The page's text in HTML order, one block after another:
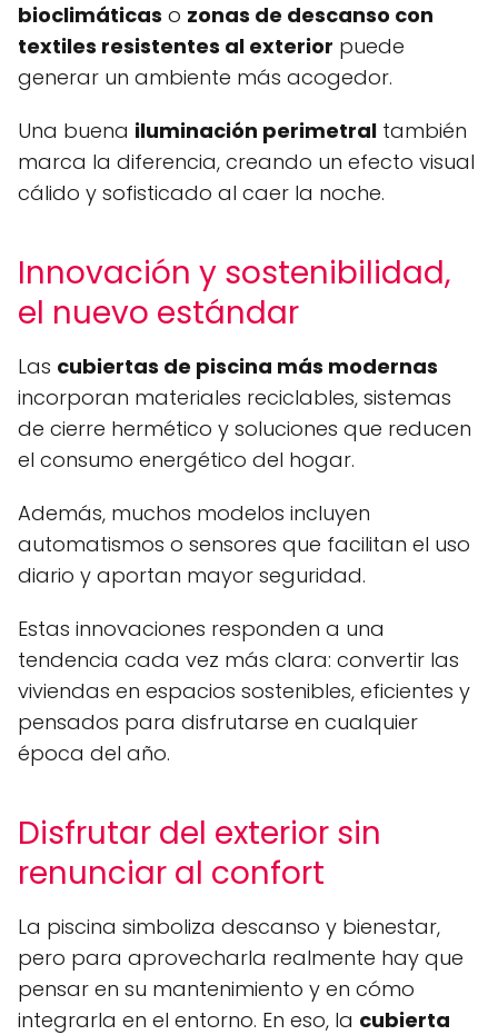
bioclimáticas o zonas de descanso con
textiles resistentes al exterior puede
generar un ambiente más acogedor.
Una buena iluminación perimetral también
marca la diferencia, creando un efecto visual
cálido y sofisticado al caer la noche.
Innovación y sostenibilidad,
el nuevo estándar
Las cubiertas de piscina más modernas
incorporan materiales reciclables, sistemas
de cierre hermético y soluciones que reducen
el consumo energético del hogar.
Además, muchos modelos incluyen
automatismos o sensores que facilitan el uso
diario y aportan mayor seguridad.
Estas innovaciones responden a una
tendencia cada vez más clara: convertir las
viviendas en espacios sostenibles, eficientes y
pensados para disfrutarse en cualquier
época del año.
Disfrutar del exterior sin
renunciar al confort
La piscina simboliza descanso y bienestar,
pero para aprovecharla realmente hay que
pensar en su mantenimiento y en cómo
integrarla en el entorno. En eso, la cubierta